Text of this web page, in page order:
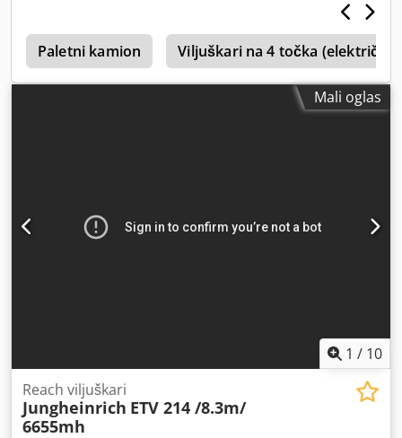
Paletni kamion Viljuškari na 4 točka (električni)
Mali oglas
1 / 10
Reach viljuškari
Jungheinrich ETV 214 /8.3m/
6655mh